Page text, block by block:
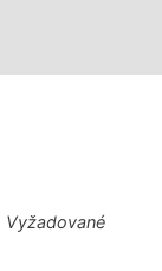
Vyžadované